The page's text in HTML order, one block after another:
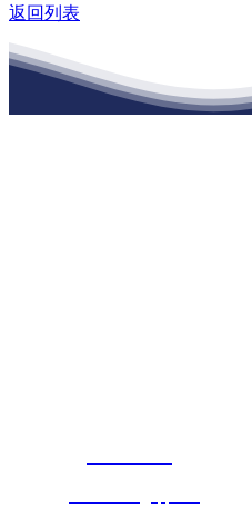
返回列表